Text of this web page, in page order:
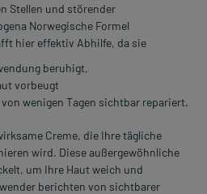
Stellen und störender
Norwegische Formel
hier effektiv Abhilfe, da sie
beruhigt,
vorbeugt
wenigen Tagen sichtbar repariert.
Creme, die Ihre tägliche
wird. Diese außergewöhnliche
um Ihre Haut weich und
berichten von sichtbarer